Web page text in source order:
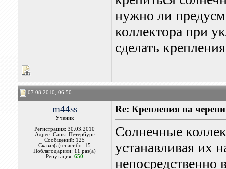
нужно ли
коллектора при
сделать
07.08.2010, 06:50
m44ss
Ученик
Регистрация: 30.03.2010
Адрес: Санкт Петербург
Сообщений: 125
Сказал(а) спасибо: 15
Поблагодарили: 11 раз(а)
Репутация:650
Re: Крепления на
Солнечные
устанавливая их